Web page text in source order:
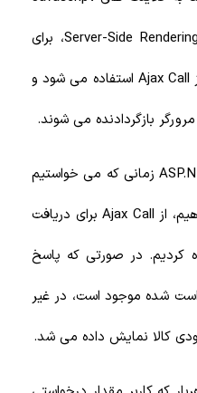
پاسخ دهید. معمولا در صفحات Server-Side Rendering، برای
دریافت بخشی از اطلاعات از سرور از Ajax Call استفاده می شود و
به عنوان مثال ما در دوره ASP.NET Core زمانی که می خواستیم
تعداد کالا را در سبد خرید تغییر دهیم، از Ajax Call برای دریافت
کردیم. در صورتی که پاسخ
شده موجود است، در غیر
کالا نمایش داده می شد.